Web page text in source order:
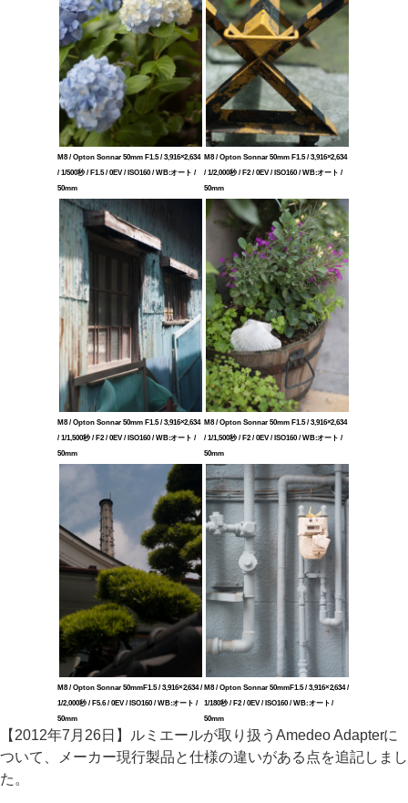
M8 / Opton Sonnar 50mm F1.5 / 3,916×2,634
/ 1/500秒 / F1.5 / 0EV / ISO160 / WB:オート /
50mm
M8 / Opton Sonnar 50mm F1.5 / 3,916×2,634
/ 1/2,000秒 / F2 / 0EV / ISO160 / WB:オート /
50mm
M8 / Opton Sonnar 50mm F1.5 / 3,916×2,634
/ 1/1,500秒 / F2 / 0EV / ISO160 / WB:オート /
50mm
M8 / Opton Sonnar 50mm F1.5 / 3,916×2,634
/ 1/1,500秒 / F2 / 0EV / ISO160 / WB:オート /
50mm
M8 / Opton Sonnar 50mmF1.5 / 3,916×2,634 /
1/2,000秒 / F5.6 / 0EV / ISO160 / WB:オート /
50mm
M8 / Opton Sonnar 50mmF1.5 / 3,916×2,634 /
1/180秒 / F2 / 0EV / ISO160 / WB:オート /
50mm
【2012年7月26日】ルミエールが取り扱うAmedeo Adapterに
ついて、メーカー現行製品と仕様の違いがある点を追記しまし
た。